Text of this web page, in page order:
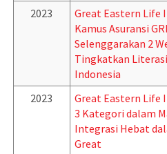
2023
Great Eastern Life
Kamus Asuransi
Selenggarakan 2
Tingkatkan
Indonesia
2023
Great Eastern Life
3 Kategori dalam
Integrasi Hebat
Great